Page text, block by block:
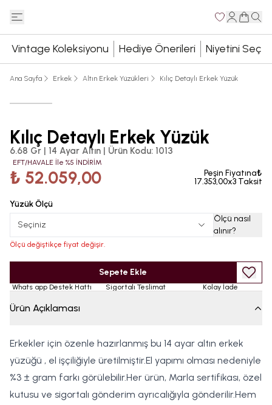
Vintage Koleksiyonu Hediye Önerileri Niyetini Seç
Ana Sayfa Erkek Altın Erkek Yüzükleri Kılıç Detaylı Erkek Yüzük
Kılıç Detaylı Erkek Yüzük
6.68 Gr | 14 Ayar Altın | Ürün Kodu: 1013
EFT/HAVALE İle %5 İNDİRİM
₺ 52.059,00
Peşin Fiyatına₺
17.353,00x3 Taksit
Yüzük Ölçü
Seçiniz
Ölçü nasıl
alınır?
Ölçü değiştikçe fiyat değişir.
Sepete Ekle
Whats app Destek Hattı Sigortalı Teslimat Kolay İade
Ürün Açıklaması
Erkekler için özenle hazırlanmış bu 14 ayar altın erkek
yüzüğü , el işçiliğiyle üretilmiştir.El yapımı olması nedeniyle
%3 ± gram farkı görülebilir.Her ürün, Marla sertifikası, özel
kutusu ve sigortalı gönderim ayrıcalığıyla gönderilir.Hem